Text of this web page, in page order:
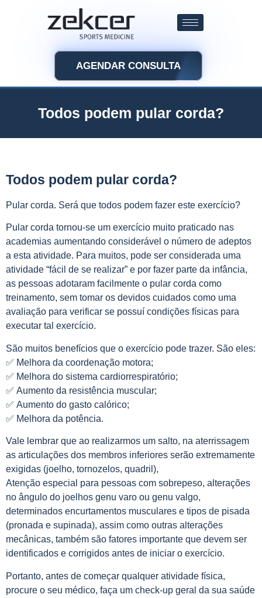
AGENDAR CONSULTA
Todos podem pular corda?
Todos podem pular corda?
Pular corda. Será que todos podem fazer este exercício?
Pular corda tornou-se um exercício muito praticado nas
academias aumentando considerável o número de adeptos
a esta atividade. Para muitos, pode ser considerada uma
atividade “fácil de se realizar” e por fazer parte da infância,
as pessoas adotaram facilmente o pular corda como
treinamento, sem tomar os devidos cuidados como uma
avaliação para verificar se possuí condições físicas para
executar tal exercício.
São muitos benefícios que o exercício pode trazer. São eles:
✅ Melhora da coordenação motora;
✅ Melhora do sistema cardiorrespiratório;
✅ Aumento da resistência muscular;
✅ Aumento do gasto calórico;
✅ Melhora da potência.
Vale lembrar que ao realizarmos um salto, na aterrissagem
as articulações dos membros inferiores serão extremamente
exigidas (joelho, tornozelos, quadril),
Atenção especial para pessoas com sobrepeso, alterações
no ângulo do joelhos genu varo ou genu valgo,
determinados encurtamentos musculares e tipos de pisada
(pronada e supinada), assim como outras alterações
mecânicas, também são fatores importante que devem ser
identificados e corrigidos antes de iniciar o exercício.
Portanto, antes de começar qualquer atividade física,
procure o seu médico, faça um check-up geral da sua saúde